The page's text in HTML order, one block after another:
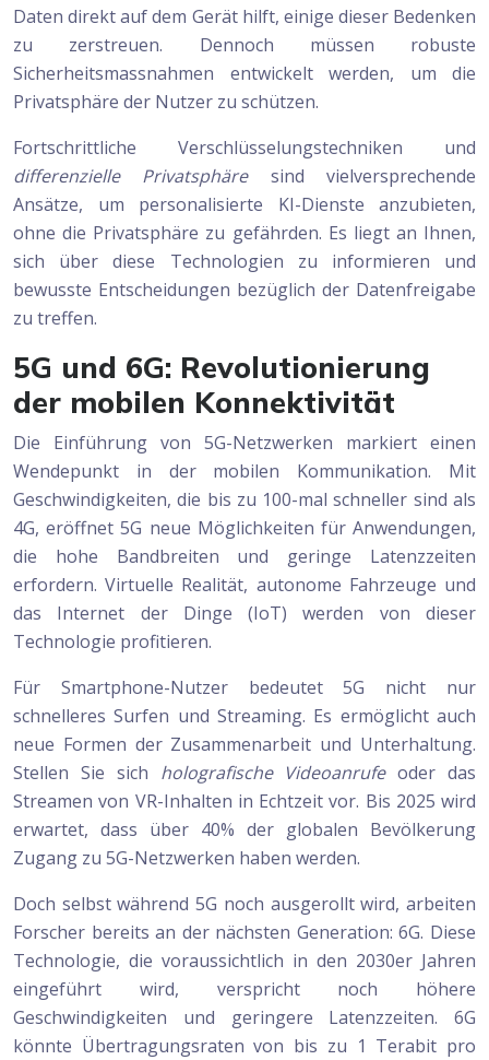
Daten direkt auf dem Gerät hilft, einige dieser Bedenken
zu zerstreuen. Dennoch müssen robuste
Sicherheitsmassnahmen entwickelt werden, um die
Privatsphäre der Nutzer zu schützen.
Fortschrittliche Verschlüsselungstechniken und
differenzielle Privatsphäresind vielversprechende
Ansätze, um personalisierte KI-Dienste anzubieten,
ohne die Privatsphäre zu gefährden. Es liegt an Ihnen,
sich über diese Technologien zu informieren und
bewusste Entscheidungen bezüglich der Datenfreigabe
zu treffen.
5G und 6G: Revolutionierung
der mobilen Konnektivität
Die Einführung von 5G-Netzwerken markiert einen
Wendepunkt in der mobilen Kommunikation. Mit
Geschwindigkeiten, die bis zu 100-mal schneller sind als
4G, eröffnet 5G neue Möglichkeiten für Anwendungen,
die hohe Bandbreiten und geringe Latenzzeiten
erfordern. Virtuelle Realität, autonome Fahrzeuge und
das Internet der Dinge (IoT) werden von dieser
Technologie profitieren.
Für Smartphone-Nutzer bedeutet 5G nicht nur
schnelleres Surfen und Streaming. Es ermöglicht auch
neue Formen der Zusammenarbeit und Unterhaltung.
Stellen Sie sich holografische Videoanrufeoder das
Streamen von VR-Inhalten in Echtzeit vor. Bis 2025 wird
erwartet, dass über 40% der globalen Bevölkerung
Zugang zu 5G-Netzwerken haben werden.
Doch selbst während 5G noch ausgerollt wird, arbeiten
Forscher bereits an der nächsten Generation: 6G. Diese
Technologie, die voraussichtlich in den 2030er Jahren
eingeführt wird, verspricht noch höhere
Geschwindigkeiten und geringere Latenzzeiten. 6G
könnte Übertragungsraten von bis zu 1 Terabit pro